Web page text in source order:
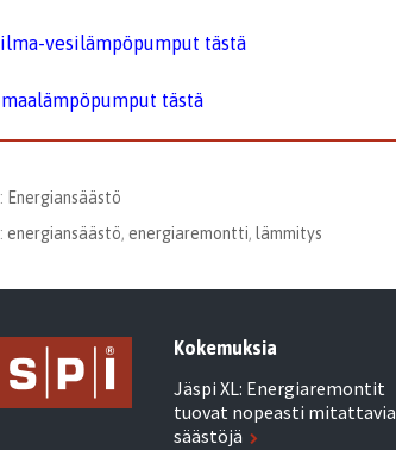
ilma-vesilämpöpumput tästä
maalämpöpumput tästä
Energiansäästö
energiansäästö, energiaremontti, lämmitys
Kokemuksia
Jäspi XL: Energiaremontit
tuovat nopeasti mitattavia
säästöjä